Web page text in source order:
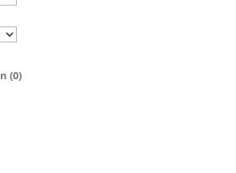
(0)